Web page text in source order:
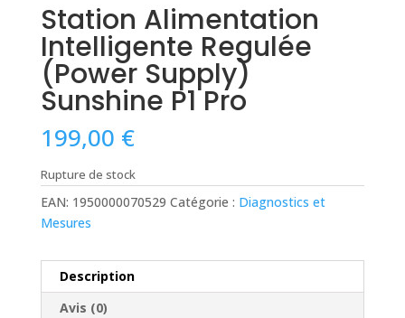
Station Alimentation
Intelligente Regulée
(Power Supply)
Sunshine P1 Pro
199,00 €
Rupture de stock
EAN: 1950000070529 Catégorie : Diagnostics et
Mesures
Description
Avis (0)